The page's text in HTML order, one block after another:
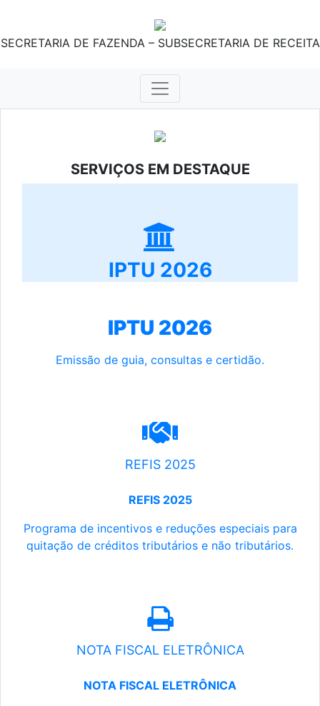
SECRETARIA DE FAZENDA – SUBSECRETARIA DE RECEITA
SERVIÇOS EM DESTAQUE
IPTU 2026
IPTU 2026
Emissão de guia, consultas e certidão.
REFIS 2025
REFIS 2025
Programa de incentivos e reduções especiais para
quitação de créditos tributários e não tributários.
NOTA FISCAL ELETRÔNICA
NOTA FISCAL ELETRÔNICA